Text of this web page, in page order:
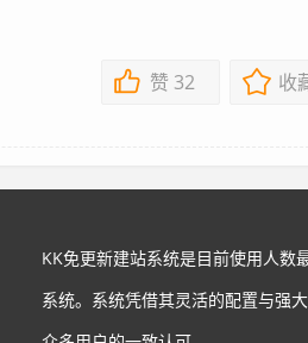
赞 32 收
KK免更新建站系统是目前使用人数
系统。系统凭借其灵活的配置与强